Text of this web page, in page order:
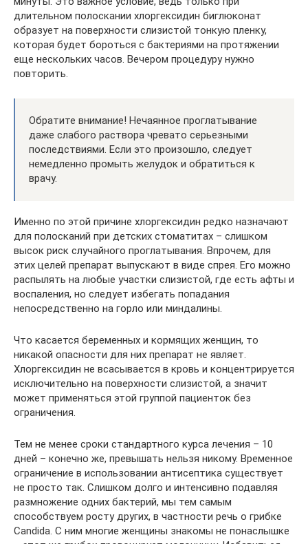
длительном полоскании хлоргексидин биглюконат
образует на поверхности слизистой тонкую пленку,
которая будет бороться с бактериями на протяжении
еще нескольких часов. Вечером процедуру нужно
повторить.
Обратите внимание! Нечаянное проглатывание
даже слабого раствора чревато серьезными
последствиями. Если это произошло, следует
немедленно промыть желудок и обратиться к
врачу.
Именно по этой причине хлоргексидин редко назначают
для полосканий при детских стоматитах – слишком
высок риск случайного проглатывания. Впрочем, для
этих целей препарат выпускают в виде спрея. Его можно
распылять на любые участки слизистой, где есть афты и
воспаления, но следует избегать попадания
непосредственно на горло или миндалины.
Что касается беременных и кормящих женщин, то
никакой опасности для них препарат не являет.
Хлоргексидин не всасывается в кровь и концентрируется
исключительно на поверхности слизистой, а значит
может применяться этой группой пациенток без
ограничения.
Тем не менее сроки стандартного курса лечения – 10
дней – конечно же, превышать нельзя никому. Временное
ограничение в использовании антисептика существует
не просто так. Слишком долго и интенсивно подавляя
размножение одних бактерий, мы тем самым
способствуем росту других, в частности речь о грибке
Candida. С ним многие женщины знакомы не понаслышке